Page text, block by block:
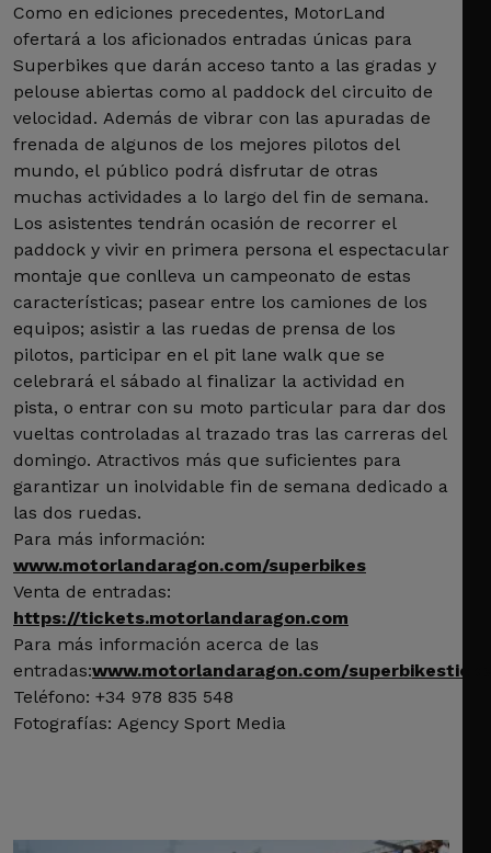
Como en ediciones precedentes, MotorLand
ofertará a los aficionados entradas únicas para
Superbikes que darán acceso tanto a las gradas y
pelouse abiertas como al paddock del circuito de
velocidad. Además de vibrar con las apuradas de
frenada de algunos de los mejores pilotos del
mundo, el público podrá disfrutar de otras
muchas actividades a lo largo del fin de semana.
Los asistentes tendrán ocasión de recorrer el
paddock y vivir en primera persona el espectacular
montaje que conlleva un campeonato de estas
características; pasear entre los camiones de los
equipos; asistir a las ruedas de prensa de los
pilotos, participar en el pit lane walk que se
celebrará el sábado al finalizar la actividad en
pista, o entrar con su moto particular para dar dos
vueltas controladas al trazado tras las carreras del
domingo. Atractivos más que suficientes para
garantizar un inolvidable fin de semana dedicado a
las dos ruedas.
Para más información:
www.motorlandaragon.com/superbikes
Venta de entradas:
https://tickets.motorlandaragon.com
Para más información acerca de las
entradas:www.motorlandaragon.com/
Teléfono: +34 978 835 548
Fotografías: Agency Sport Media